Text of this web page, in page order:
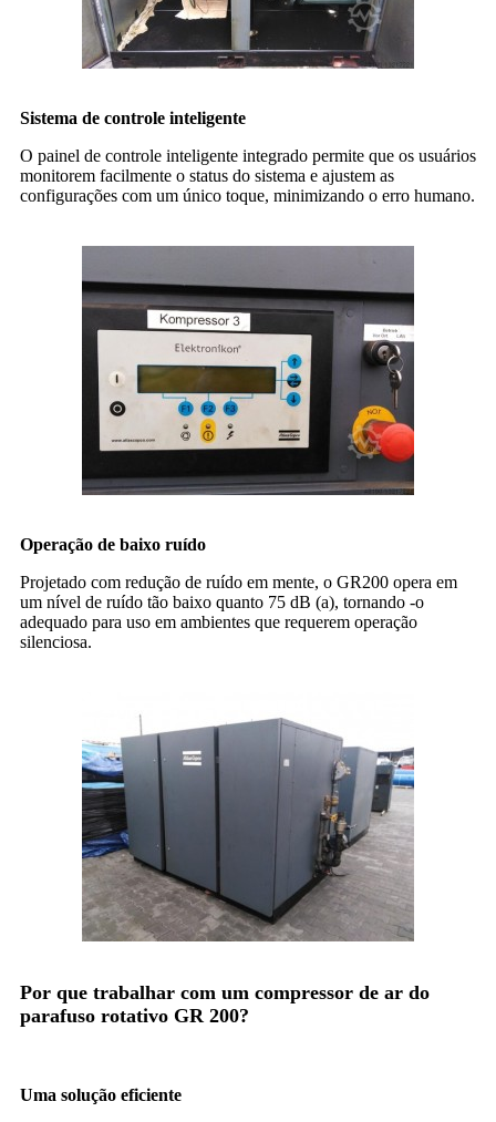
Sistema de controle inteligente
O painel de controle inteligente integrado permite que os usuários
monitorem facilmente o status do sistema e ajustem as
configurações com um único toque, minimizando o erro humano.
Operação de baixo ruído
Projetado com redução de ruído em mente, o GR200 opera em
um nível de ruído tão baixo quanto 75 dB (a), tornando -o
adequado para uso em ambientes que requerem operação
silenciosa.
Por que trabalhar com um compressor de ar do
parafuso rotativo GR 200?
Uma solução eficiente